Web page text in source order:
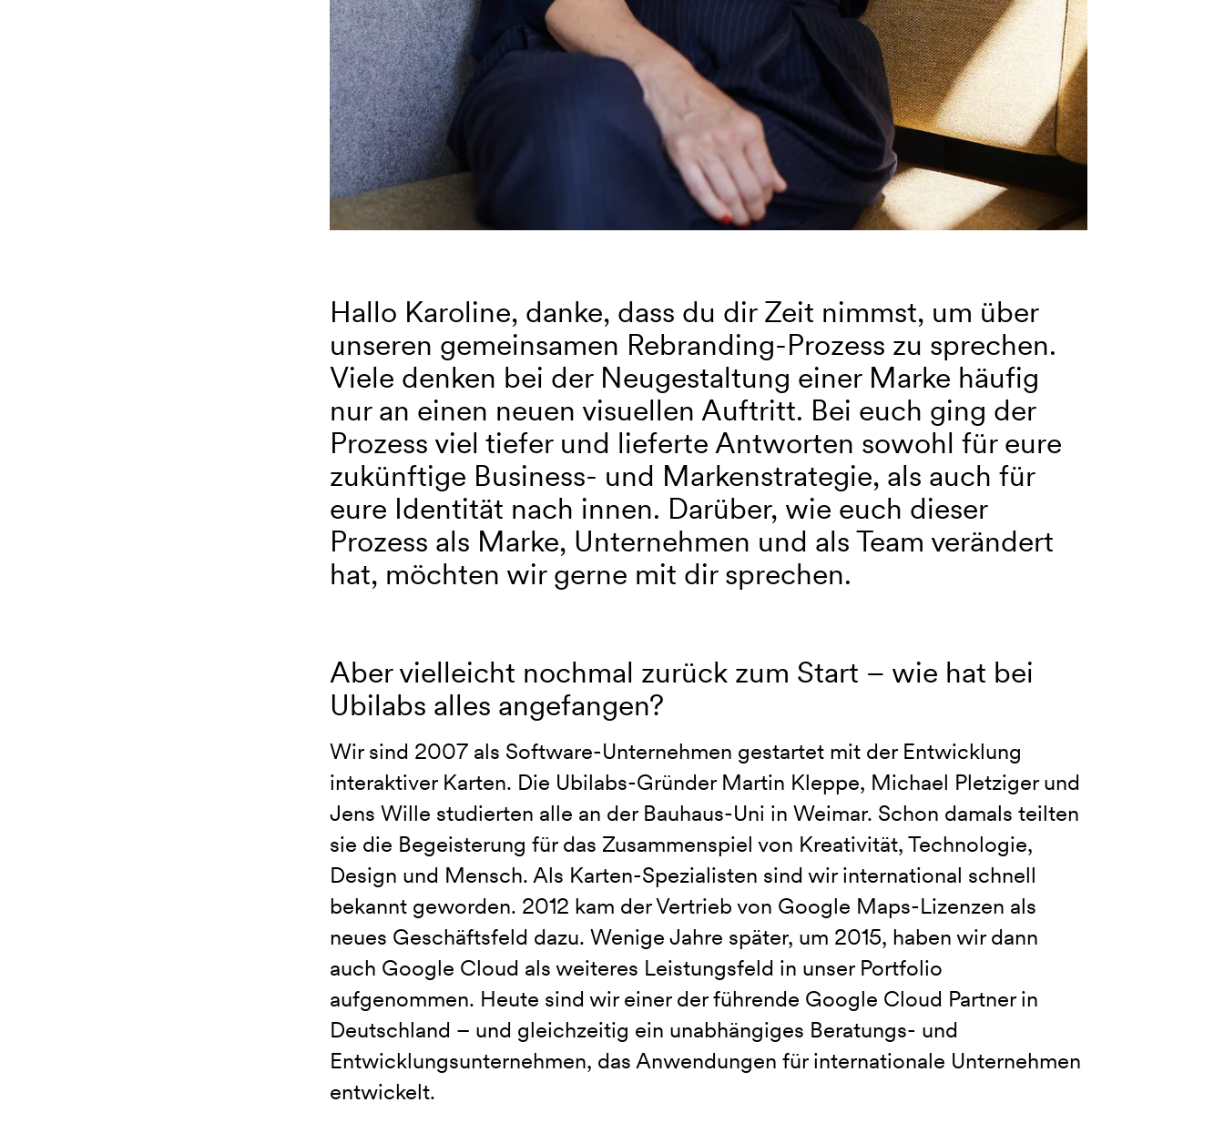
Hallo Karoline, danke, dass du dir Zeit nimmst, um über
unseren gemeinsamen Rebranding-Prozess zu sprechen.
Viele denken bei der Neugestaltung einer Marke häufig
nur an einen neuen visuellen Auftritt. Bei euch ging der
Prozess viel tiefer und lieferte Antworten sowohl für eure
zukünftige Business- und Markenstrategie, als auch für
eure Identität nach innen. Darüber, wie euch dieser
Prozess als Marke, Unternehmen und als Team verändert
hat, möchten wir gerne mit dir sprechen.
Aber vielleicht nochmal zurück zum Start – wie hat bei
Ubilabs alles angefangen?
Wir sind 2007 als Software-Unternehmen gestartet mit der Entwicklung
interaktiver Karten. Die Ubilabs-Gründer Martin Kleppe, Michael Pletziger und
Jens Wille studierten alle an der Bauhaus-Uni in Weimar. Schon damals teilten
sie die Begeisterung für das Zusammenspiel von Kreativität, Technologie,
Design und Mensch. Als Karten-Spezialisten sind wir international schnell
bekannt geworden. 2012 kam der Vertrieb von Google Maps-Lizenzen als
neues Geschäftsfeld dazu. Wenige Jahre später, um 2015, haben wir dann
auch Google Cloud als weiteres Leistungsfeld in unser Portfolio
aufgenommen. Heute sind wir einer der führende Google Cloud Partner in
Deutschland – und gleichzeitig ein unabhängiges Beratungs- und
Entwicklungsunternehmen, das Anwendungen für internationale Unternehmen
entwickelt.